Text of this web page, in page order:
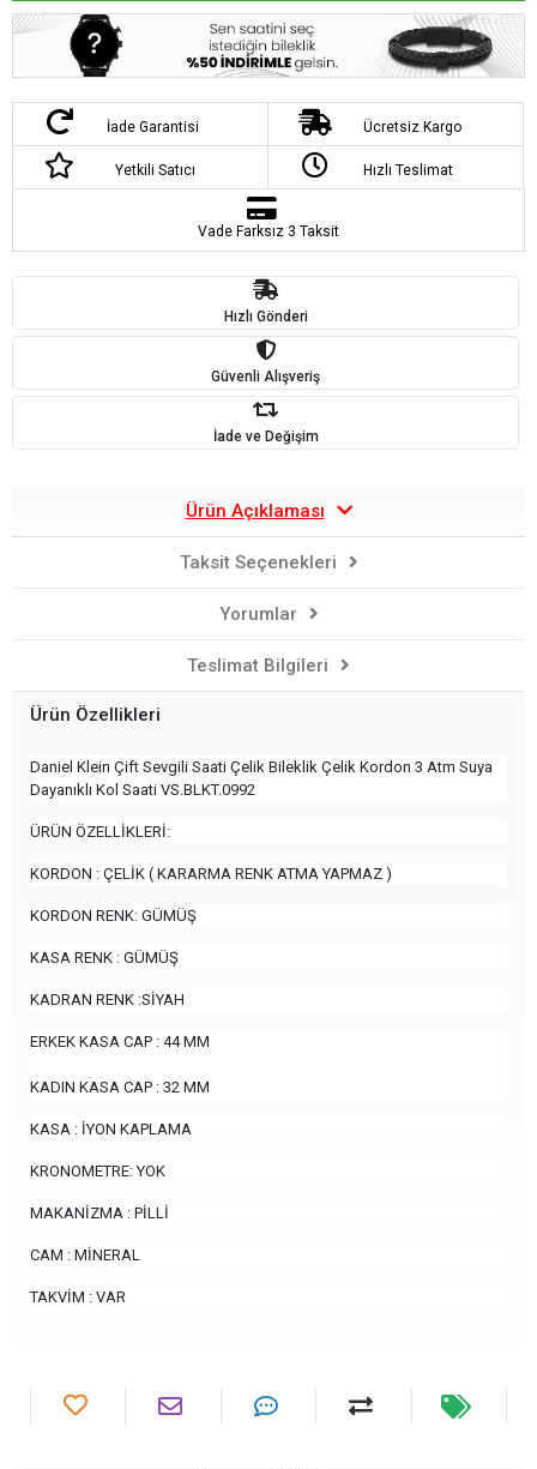
İade Garantisi Ücretsiz Kargo
Yetkili Satıcı Hızlı Teslimat
Vade Farksız 3 Taksit
Hızlı Gönderi
Güvenli Alışveriş
İade ve Değişim
Ürün Açıklaması
Taksit Seçenekleri
Yorumlar
Teslimat Bilgileri
Ürün Özellikleri
Daniel Klein Çift Sevgili Saati Çelik Bileklik Çelik Kordon 3 Atm Suya
Dayanıklı Kol Saati VS.BLKT.0992
ÜRÜN ÖZELLİKLERİ:
KORDON : ÇELİK ( KARARMA RENK ATMA YAPMAZ )
KORDON RENK: GÜMÜŞ
KASA RENK : GÜMÜŞ
KADRAN RENK :SİYAH
ERKEK KASA CAP : 44 MM
KADIN KASA CAP : 32 MM
KASA : İYON KAPLAMA
KRONOMETRE: YOK
MAKANİZMA : PİLLİ
CAM : MİNERAL
TAKVİM : VAR